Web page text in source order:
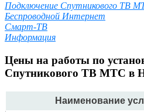
Подключение Спутникового ТВ
Беспроводной Интернет
Смарт-ТВ
Информация
Цены на работы по
Спутникового ТВ МТС в
Наименование